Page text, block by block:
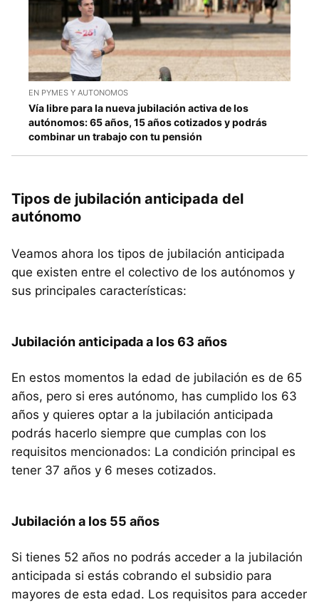
EN PYMES Y AUTONOMOS
Vía libre para la nueva jubilación activa de los
autónomos: 65 años, 15 años cotizados y podrás
combinar un trabajo con tu pensión
Tipos de jubilación anticipada del
autónomo
Veamos ahora los tipos de jubilación anticipada
que existen entre el colectivo de los autónomos y
sus principales características:
Jubilación anticipada a los 63 años
En estos momentos la edad de jubilación es de 65
años, pero si eres autónomo, has cumplido los 63
años y quieres optar a la jubilación anticipada
podrás hacerlo siempre que cumplas con los
requisitos mencionados: La condición principal es
tener 37 años y 6 meses cotizados.
Jubilación a los 55 años
Si tienes 52 años no podrás acceder a la jubilación
anticipada si estás cobrando el subsidio para
mayores de esta edad. Los requisitos para acceder